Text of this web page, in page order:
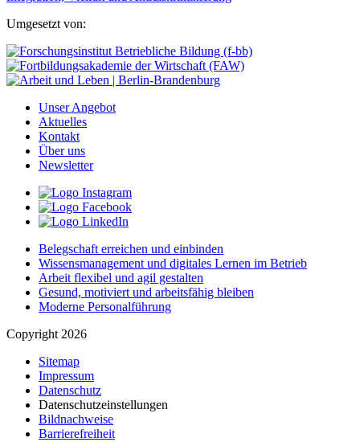
Umgesetzt von:
Unser Angebot
Aktuelles
Kontakt
Über uns
Newsletter
Belegschaft erreichen und einbinden
Wissensmanagement und digitales Lernen im Betrieb
Arbeit flexibel und agil gestalten
Gesund, motiviert und arbeitsfähig bleiben
Moderne Personalführung
Copyright 2026
Sitemap
Impressum
Datenschutz
Datenschutzeinstellungen
Bildnachweise
Barrierefreiheit